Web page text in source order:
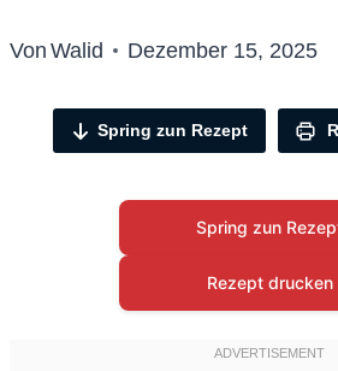
Von Walid Dezember 15, 2025
Spring zun Rezept
Spring zun
Rezept drucken